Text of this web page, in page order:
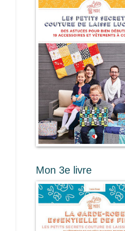
Mon 3e livre